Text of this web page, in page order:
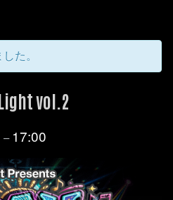
た。
vol.2
– 17:00